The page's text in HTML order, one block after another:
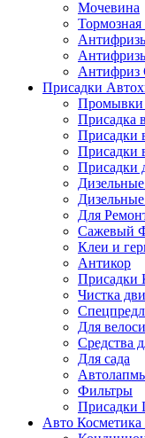
Мочевина
Антифриз
Присадки
Промывки
Присадка
Присадки
Присадки
Присадки
Для
Сажевый
Клеи и
Антикор
Присадки
Чистка
Для
Средства
Для сада
Фильтры
Присадки
Авто Косметика